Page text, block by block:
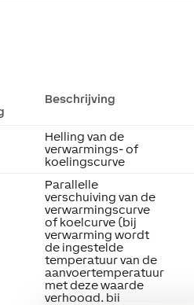
Beschrijving
Helling van de
verwarmings- of
koelingscurve
Parallelle
verschuiving van de
verwarmingscurve
of koelcurve (bij
verwarming wordt
de ingestelde
temperatuur van de
aanvoertemperatuur
met deze waarde
verhoogd, bij